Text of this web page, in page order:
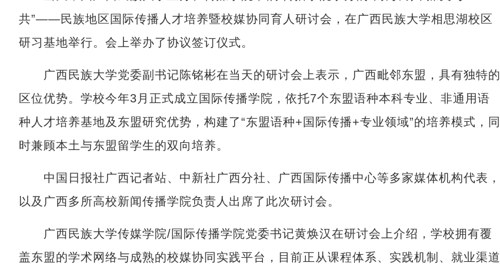
共”——民族地区国际传播人才培养暨校媒协同育人研讨会，在广西民族大学相思湖校区
研习基地举行。会上举办了协议签订仪式。
广西民族大学党委副书记陈铭彬在当天的研讨会上表示，广西毗邻东盟，具有独特的
区位优势。学校今年3月正式成立国际传播学院，依托7个东盟语种本科专业、非通用语
种人才培养基地及东盟研究优势，构建了“东盟语种+国际传播+专业领域”的培养模式，同
时兼顾本土与东盟留学生的双向培养。
中国日报社广西记者站、中新社广西分社、广西国际传播中心等多家媒体机构代表，
以及广西多所高校新闻传播学院负责人出席了此次研讨会。
广西民族大学传媒学院/国际传播学院党委书记黄焕汉在研讨会上介绍，学校拥有覆
盖东盟的学术网络与成熟的校媒协同实践平台，目前正从课程体系、实践机制、就业渠道